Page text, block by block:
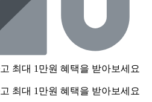
최대 1만원 혜택을 받아보세요
최대 1만원 혜택을 받아보세요